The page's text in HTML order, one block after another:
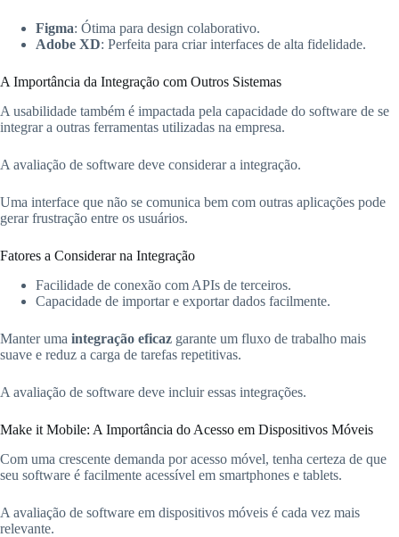
Figma: Ótima para design colaborativo.
Adobe XD: Perfeita para criar interfaces de alta fidelidade.
A Importância da Integração com Outros Sistemas
A usabilidade também é impactada pela capacidade do software de se
integrar a outras ferramentas utilizadas na empresa.
A avaliação de software deve considerar a integração.
Uma interface que não se comunica bem com outras aplicações pode
gerar frustração entre os usuários.
Fatores a Considerar na Integração
Facilidade de conexão com APIs de terceiros.
Capacidade de importar e exportar dados facilmente.
Manter uma integração eficaz garante um fluxo de trabalho mais
suave e reduz a carga de tarefas repetitivas.
A avaliação de software deve incluir essas integrações.
Make it Mobile: A Importância do Acesso em Dispositivos Móveis
Com uma crescente demanda por acesso móvel, tenha certeza de que
seu software é facilmente acessível em smartphones e tablets.
A avaliação de software em dispositivos móveis é cada vez mais
relevante.